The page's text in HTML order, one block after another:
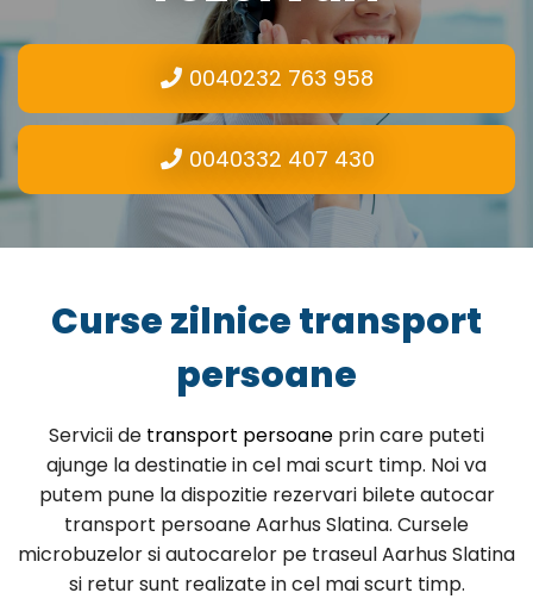
0040232 763 958
0040332 407 430
Curse zilnice transport
persoane
Servicii de transport persoane prin care puteti
ajunge la destinatie in cel mai scurt timp. Noi va
putem pune la dispozitie rezervari bilete autocar
transport persoane Aarhus Slatina. Cursele
microbuzelor si autocarelor pe traseul Aarhus Slatina
si retur sunt realizate in cel mai scurt timp.